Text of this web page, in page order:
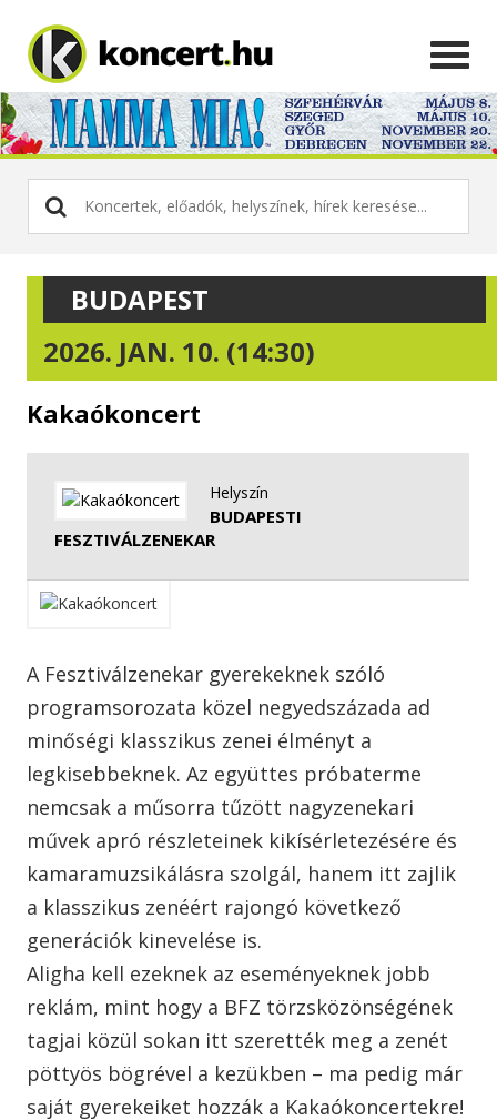
BUDAPEST
2026. JAN. 10. (14:30)
Kakaókoncert
Helyszín
BUDAPESTI
FESZTIVÁLZENEKAR
A Fesztiválzenekar gyerekeknek szóló
programsorozata közel negyedszázada ad
minőségi klasszikus zenei élményt a
legkisebbeknek. Az együttes próbaterme
nemcsak a műsorra tűzött nagyzenekari
művek apró részleteinek kikísérletezésére és
kamaramuzsikálásra szolgál, hanem itt zajlik
a klasszikus zenéért rajongó következő
generációk kinevelése is.
Aligha kell ezeknek az eseményeknek jobb
reklám, mint hogy a BFZ törzsközönségének
tagjai közül sokan itt szerették meg a zenét
pöttyös bögrével a kezükben – ma pedig már
saját gyerekeiket hozzák a Kakaókoncertekre!